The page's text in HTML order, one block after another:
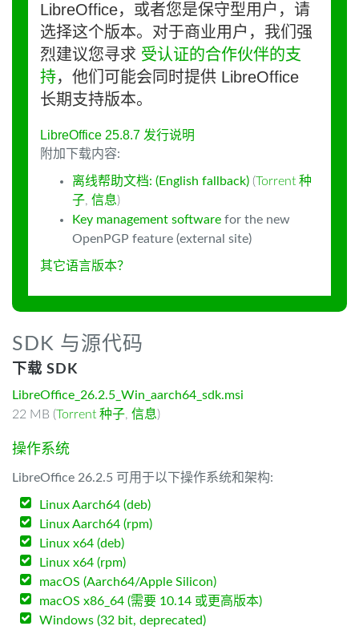
LibreOffice，或者您是保守型用户，请
选择这个版本。对于商业用户，我们强
烈建议您寻求 受认证的合作伙伴的支
持，他们可能会同时提供 LibreOffice
长期支持版本。
LibreOffice 25.8.7 发行说明
附加下载内容:
离线帮助文档: (English fallback) (Torrent 种
子, 信息)
Key management software for the new
OpenPGP feature (external site)
其它语言版本？
SDK 与源代码
下载 SDK
LibreOffice_26.2.5_Win_aarch64_sdk.msi
22 MB (Torrent 种子, 信息)
操作系统
LibreOffice 26.2.5 可用于以下操作系统和架构:
Linux Aarch64 (deb)
Linux Aarch64 (rpm)
Linux x64 (deb)
Linux x64 (rpm)
macOS (Aarch64/Apple Silicon)
macOS x86_64 (需要 10.14 或更高版本)
Windows (32 bit, deprecated)